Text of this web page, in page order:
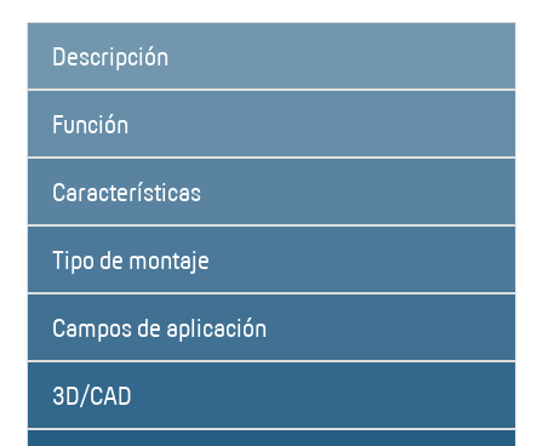
Descripción
Función
Características
Tipo de montaje
Campos de aplicación
3D/CAD